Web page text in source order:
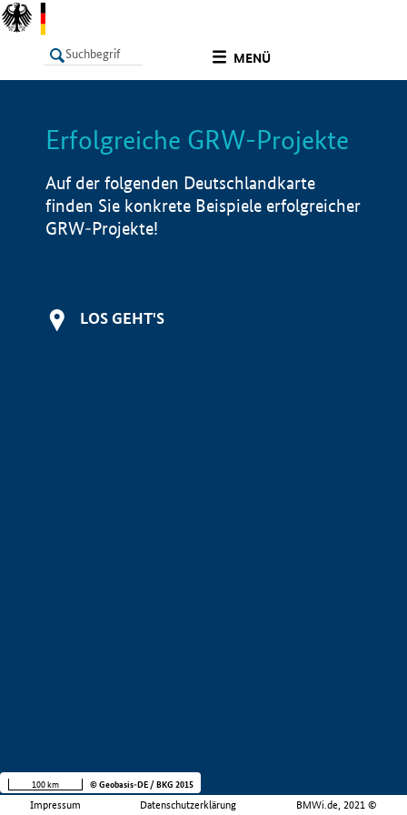
MENÜ
LISTE Info
Erfolgreiche GRW-Projekte
Auf der folgenden Deutschlandkarte
finden Sie konkrete Beispiele erfolgreicher
GRW-Projekte!
LOS GEHT'S
Impressum Datenschutzerklärung BMWi.de, 2021 ©
100 km © Geobasis-DE / BKG 2015